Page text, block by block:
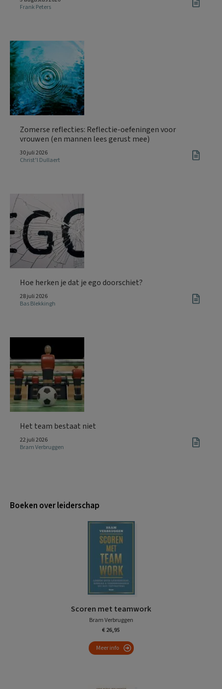
Frank Peters
Zomerse reflecties: Reflectie-oefeningen voor
vrouwen (en mannen lees gerust mee)
30 juli 2026
Christ’l Dullaert
Hoe herken je dat je ego doorschiet?
28 juli 2026
Bas Blekkingh
Het team bestaat niet
22 juli 2026
Bram Verbruggen
Boeken over leiderschap
Scoren met teamwork
Bram Verbruggen
€ 26,95
Meer info